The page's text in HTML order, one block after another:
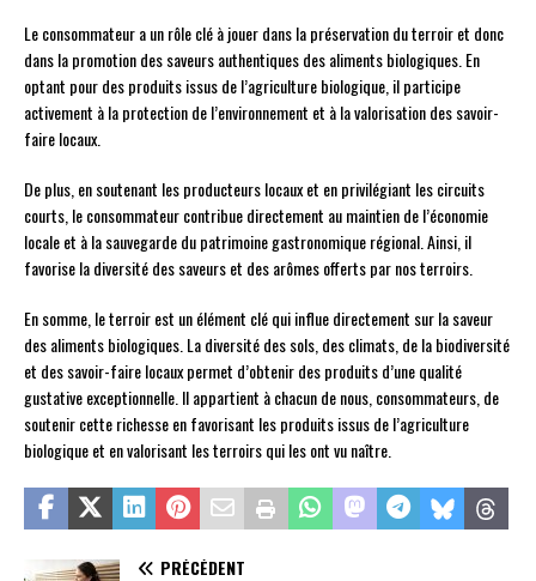
Le consommateur a un rôle clé à jouer dans la préservation du terroir et donc
dans la promotion des saveurs authentiques des aliments biologiques. En
optant pour des produits issus de l’agriculture biologique, il participe
activement à la protection de l’environnement et à la valorisation des savoir-
faire locaux.
De plus, en soutenant les producteurs locaux et en privilégiant les circuits
courts, le consommateur contribue directement au maintien de l’économie
locale et à la sauvegarde du patrimoine gastronomique régional. Ainsi, il
favorise la diversité des saveurs et des arômes offerts par nos terroirs.
En somme, le terroir est un élément clé qui influe directement sur la saveur
des aliments biologiques. La diversité des sols, des climats, de la biodiversité
et des savoir-faire locaux permet d’obtenir des produits d’une qualité
gustative exceptionnelle. Il appartient à chacun de nous, consommateurs, de
soutenir cette richesse en favorisant les produits issus de l’agriculture
biologique et en valorisant les terroirs qui les ont vu naître.
PRÉCÉDENT